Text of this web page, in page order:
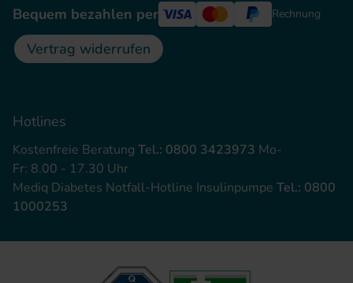
Bequem bezahlen per Rechnung
Vertrag widerrufen
Hotlines
Kostenfreie Beratung Tel.: 0800 3423973 Mo-
Fr: 8.00 - 17.30 Uhr
Mediq Diabetes Notfall-Hotline Insulinpumpe Tel.: 0800
1000253